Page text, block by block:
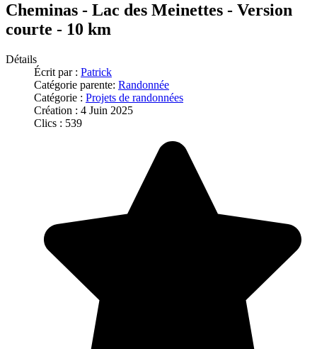
Cheminas - Lac des Meinettes - Version
courte - 10 km
Détails
Écrit par : Patrick
Catégorie parente: Randonnée
Catégorie : Projets de randonnées
Création : 4 Juin 2025
Clics : 539